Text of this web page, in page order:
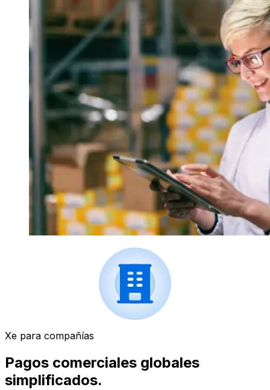
Xe para compañías
Pagos comerciales globales
simplificados.